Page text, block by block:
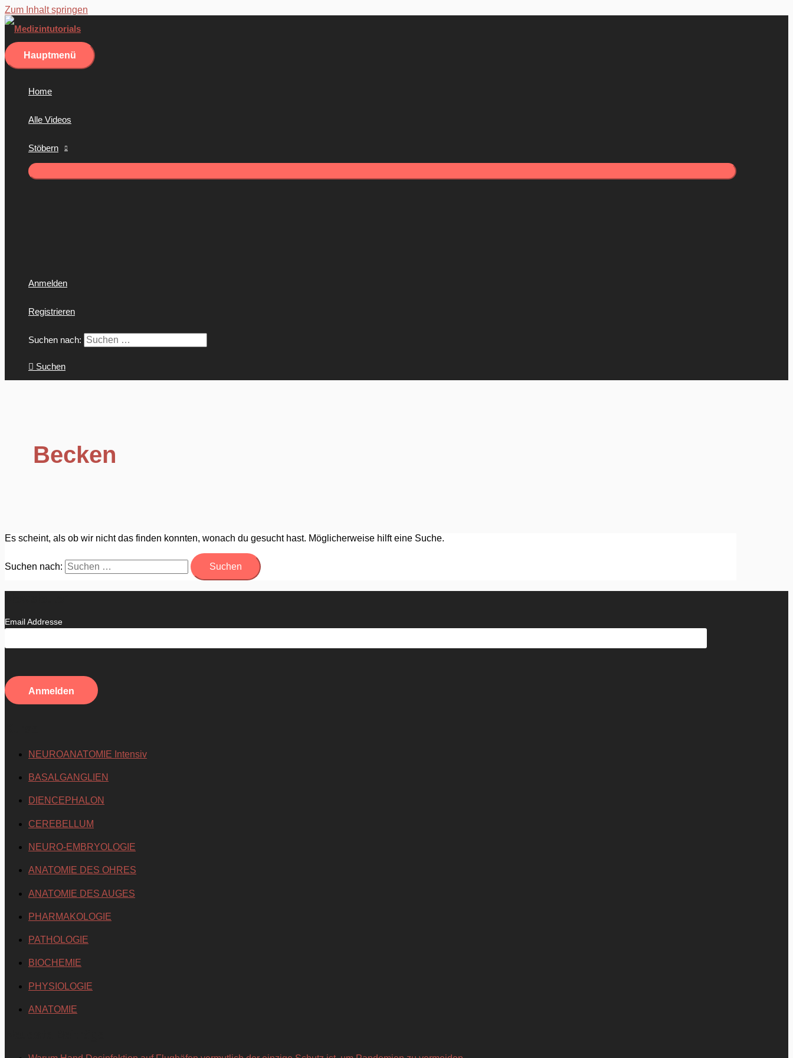
Zum Inhalt springen
Hauptmenü
Home
Alle Videos
Stöbern
Anmelden
Registrieren
Suchen nach:
Suchen
Becken
Es scheint, als ob wir nicht das finden konnten, wonach du gesucht hast. Möglicherweise hilft eine Suche.
Suchen nach:
Email Addresse
NEUROANATOMIE Intensiv
BASALGANGLIEN
DIENCEPHALON
CEREBELLUM
NEURO-EMBRYOLOGIE
ANATOMIE DES OHRES
ANATOMIE DES AUGES
PHARMAKOLOGIE
PATHOLOGIE
BIOCHEMIE
PHYSIOLOGIE
ANATOMIE